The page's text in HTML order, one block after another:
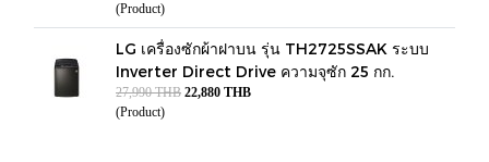
(Product)
LG เครื่องซักผ้าฝาบน รุ่น TH2725SSAK ระบบ
Inverter Direct Drive ความจุซัก 25 กก.
27,990 THB 22,880 THB
(Product)